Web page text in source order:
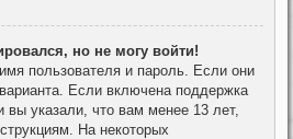
но не могу войти!
пользователя и пароль. Если они
Если включена поддержка
вы указали, что вам менее 13 лет,
На некоторых